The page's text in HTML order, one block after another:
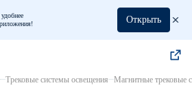
Открыть
Трековые системы освещения Магнитные трековые